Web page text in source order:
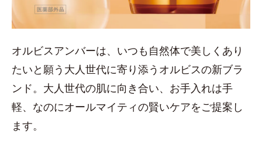
オルビスアンバーは、いつも⾃然体で美しくあり
たいと願う⼤⼈世代に寄り添うオルビスの新ブラ
ンド。大人世代の肌に向き合い、お手入れは⼿
軽、なのにオールマイティの賢いケアをご提案し
ます。